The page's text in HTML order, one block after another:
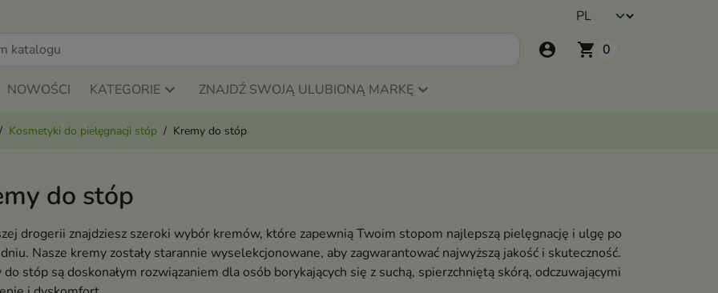
account_circle shopping_cart 0
NOWOŚCI KATEGORIE ZNAJDŹ SWOJĄ ULUBIONĄ MARKĘ
Kosmetyki do pielęgnacji stóp Kremy do stóp
do stóp
drogerii znajdziesz szeroki wybór kremów, które zapewnią Twoim stopom najlepszą pielęgnację i ulgę po
dniu. Nasze kremy zostały starannie wyselekcjonowane, aby zagwarantować najwyższą jakość i skuteczność.
do stóp są doskonałym rozwiązaniem dla osób borykających się z suchą, spierzchniętą skórą, odczuwającymi